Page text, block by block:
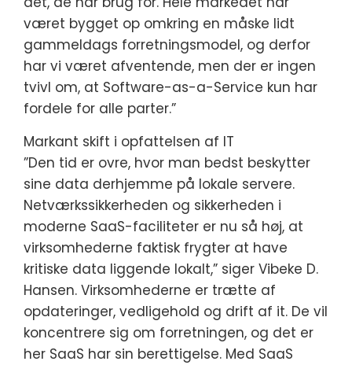
været bygget op omkring en måske lidt
gammeldags forretningsmodel, og derfor
har vi været afventende, men der er ingen
tvivl om, at Software-as-a-Service kun har
fordele for alle parter.”
Markant skift i opfattelsen af IT
”Den tid er ovre, hvor man bedst beskytter
sine data derhjemme på lokale servere.
Netværkssikkerheden og sikkerheden i
moderne SaaS-faciliteter er nu så høj, at
virksomhederne faktisk frygter at have
kritiske data liggende lokalt,” siger Vibeke D.
Hansen. Virksomhederne er trætte af
opdateringer, vedligehold og drift af it. De vil
koncentrere sig om forretningen, og det er
her SaaS har sin berettigelse. Med SaaS